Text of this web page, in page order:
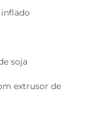
soja
extrusor de